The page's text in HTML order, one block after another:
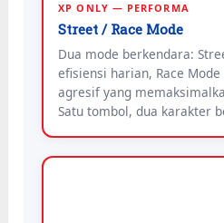
XP ONLY — PERFORMA
Street / Race Mode
Dua mode berkendara:
efisiensi harian, Race
agresif yang
Satu tombol, dua karakter